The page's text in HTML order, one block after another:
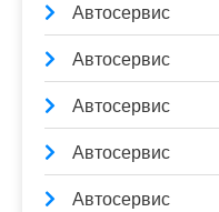
Автосервис
Автосервис
Автосервис
Автосервис
Автосервис